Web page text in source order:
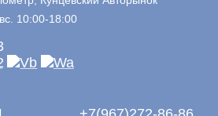
10:00-18:00